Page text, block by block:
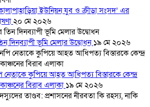
ইউনিয়ন যুব ও ক্রীড়া সংসদ’ এর
২০ মে ২০২৬
দিনব্যাপী ভূমি মেলার উদ্বোধন১৯ মে ২০২৬
নেতাকে কুপিয়ে আহত আধিপত্য বিস্তারকে কেন্দ্র
বিরাব এলাকা ১৯ মে ২০২৬